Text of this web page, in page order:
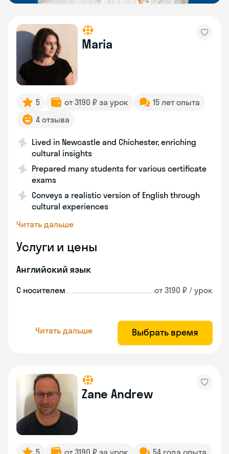
Maria
5 от 3190 ₽ за урок
15 лет опыта
4 отзыва
Lived in Newcastle and Chichester, enriching
cultural insights
Prepared many students for various certificate
exams
Conveys a realistic version of English through
cultural experiences
Читать дальше
Услуги и цены
Английский язык
С носителем от 3190 ₽ / урок
Читать дальше Выбрать время
Zane Andrew
5 от 3190 ₽ за урок 54 года опыта